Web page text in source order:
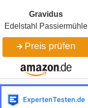
Gravidus
Edelstahl Passiermühle
Preis prüfen